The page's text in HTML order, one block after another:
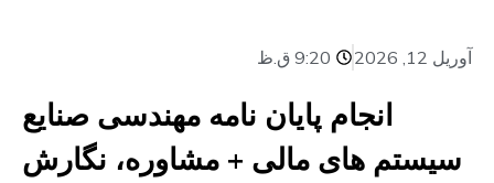
آوریل 12, 2026 9:20 ق.ظ
انجام پایان نامه مهندسی صنایع
سیستم های مالی + مشاوره، نگارش